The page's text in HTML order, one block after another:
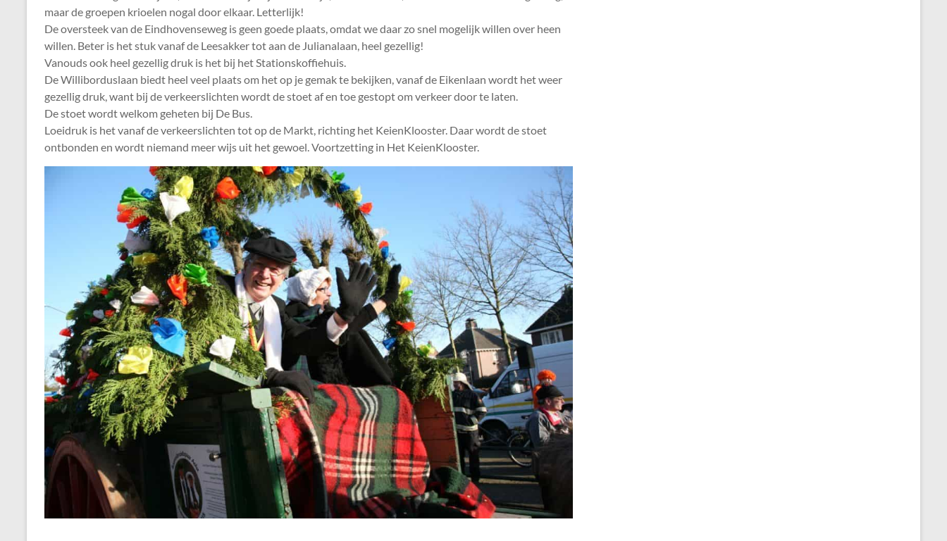
maar de groepen krioelen nogal door elkaar. Letterlijk!
De oversteek van de Eindhovenseweg is geen goede plaats, omdat we daar zo snel mogelijk willen over heen
willen. Beter is het stuk vanaf de Leesakker tot aan de Julianalaan, heel gezellig!
Vanouds ook heel gezellig druk is het bij het Stationskoffiehuis.
De Williborduslaan biedt heel veel plaats om het op je gemak te bekijken, vanaf de Eikenlaan wordt het weer
gezellig druk, want bij de verkeerslichten wordt de stoet af en toe gestopt om verkeer door te laten.
De stoet wordt welkom geheten bij De Bus.
Loeidruk is het vanaf de verkeerslichten tot op de Markt, richting het KeienKlooster. Daar wordt de stoet
ontbonden en wordt niemand meer wijs uit het gewoel. Voortzetting in Het KeienKlooster.